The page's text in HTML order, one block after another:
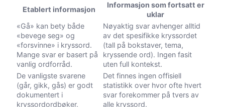
Etablert informasjon
Informasjon som fortsatt er
uklar
«Gå» kan bety både
«bevege seg» og
«forsvinne» i kryssord.
Mange svar er basert på
vanlig ordforråd.
Nøyaktig svar avhenger alltid
av det spesifikke kryssordet
(tall på bokstaver, tema,
kryssende ord). Ingen fasit
uten full kontekst.
De vanligste svarene
(går, gikk, gås) er godt
dokumentert i
kryssordordbøker.
Det finnes ingen offisiell
statistikk over hvor ofte hvert
svar forekommer på tvers av
alle kryssord.